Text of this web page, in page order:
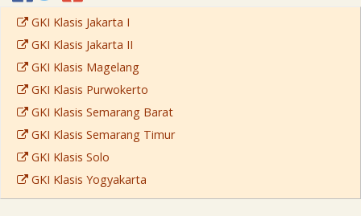
GKI Klasis Jakarta I
GKI Klasis Jakarta II
GKI Klasis Magelang
GKI Klasis Purwokerto
GKI Klasis Semarang Barat
GKI Klasis Semarang Timur
GKI Klasis Solo
GKI Klasis Yogyakarta